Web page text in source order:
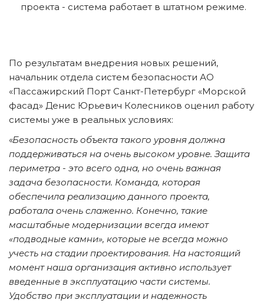
проекта - система работает в штатном режиме.
По результатам внедрения новых решений,
начальник отдела систем безопасности АО
«Пассажирский Порт Санкт-Петербург «Морской
фасад» Денис Юрьевич Колесников оценил работу
системы уже в реальных условиях:
«Безопасность объекта такого уровня должна
поддерживаться на очень высоком уровне. Защита
периметра - это всего одна, но очень важная
задача безопасности. Команда, которая
обеспечила реализацию данного проекта,
работала очень слаженно. Конечно, такие
масштабные модернизации всегда имеют
«подводные камни», которые не всегда можно
учесть на стадии проектирования. На настоящий
момент наша организация активно использует
введенные в эксплуатацию части системы.
Удобство при эксплуатации и надежность